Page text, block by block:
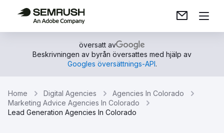
översatt av
Beskrivningen av byrån översattes med hjälp av
Googles översättnings-API.
Home Digital Agencies
Agencies In Colorado
Marketing Advice Agencies In Colorado
Lead Generation Agencies In Colorado